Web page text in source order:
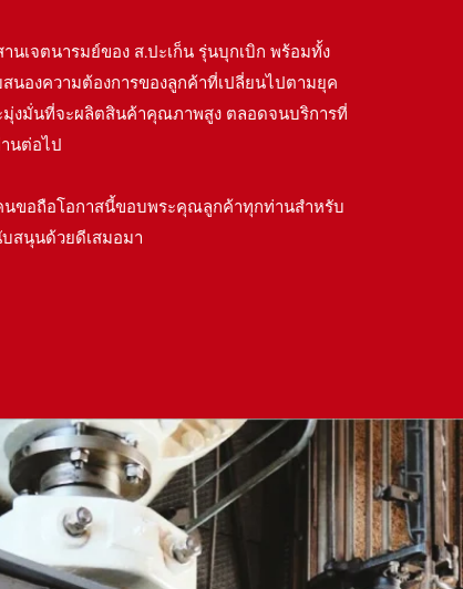
นเจตนารมย์ของ ส.ปะเก็น รุ่นบุกเบิก พร้อมทั้ง
นองความต้องการของลูกค้าที่เปลี่ยนไปตามยุค
งมั่นที่จะผลิตสินค้าคุณภาพสูง ตลอดจนบริการที่
นต่อไป
นขอถือโอกาสนี้ขอบพระคุณลูกค้าทุกท่านสำหรับ
สนุนด้วยดีเสมอมา